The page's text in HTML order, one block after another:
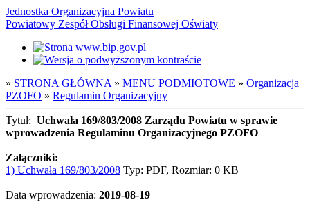
Jednostka Organizacyjna Powiatu
Powiatowy Zespół Obsługi Finansowej Oświaty
» STRONA GŁÓWNA » MENU PODMIOTOWE » Organizacja
PZOFO » Regulamin Organizacyjny
Tytuł: Uchwała 169/803/2008 Zarządu Powiatu w sprawie
wprowadzenia Regulaminu Organizacyjnego PZOFO
Załączniki:
1) Uchwała 169/803/2008 Typ: PDF, Rozmiar: 0 KB
Data wprowadzenia: 2019-08-19